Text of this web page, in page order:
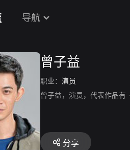
导航
曾子益
职业： 演员
曾子益，演员，代表作品有
分享